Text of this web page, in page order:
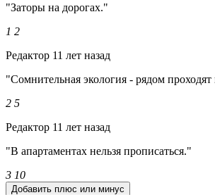
"Заторы на дорогах."
1 2
Редактор 11 лет назад
"Сомнительная экология - рядом
2 5
Редактор 11 лет назад
"В апартаментах нельзя прописаться."
3 10
Добавить плюс или минус